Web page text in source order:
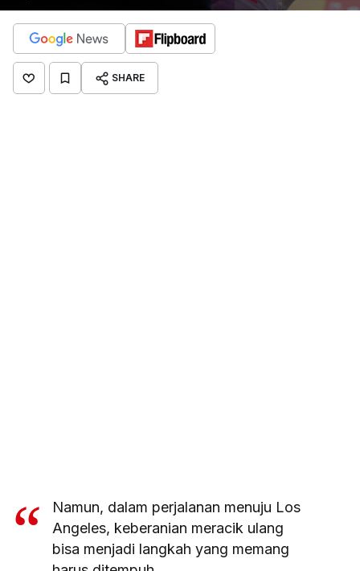
SHARE
Namun, dalam perjalanan menuju Los
Angeles, keberanian meracik ulang
bisa menjadi langkah yang memang